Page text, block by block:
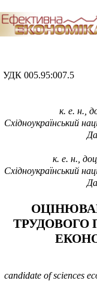
УДК 005.95:007.5
к. е. н.,
Східноукраїнський
к. е. н.,
Східноукраїнський
ТРУДОВОГО
candidate of sciences